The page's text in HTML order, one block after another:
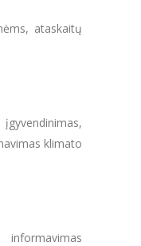
ataskaitų
klimato